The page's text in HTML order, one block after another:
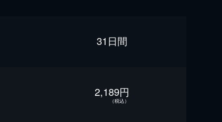
31日間
2,189円
（税込）